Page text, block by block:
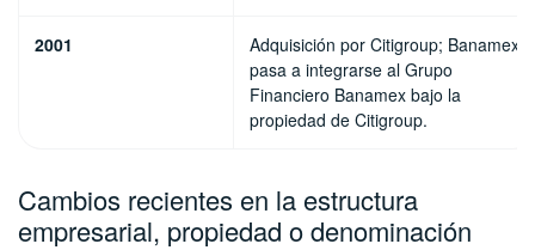
2001
Adquisición por Citigroup; Banamex
pasa a integrarse al Grupo
Financiero Banamex bajo la
propiedad de Citigroup.
Cambios recientes en la estructura
empresarial, propiedad o denominación